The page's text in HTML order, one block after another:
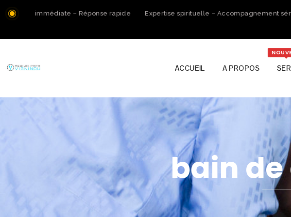
immédiate – Réponse rapide Expertise spirituelle – Accompagnement sérieux
ACCUEIL A PROPOS
bain